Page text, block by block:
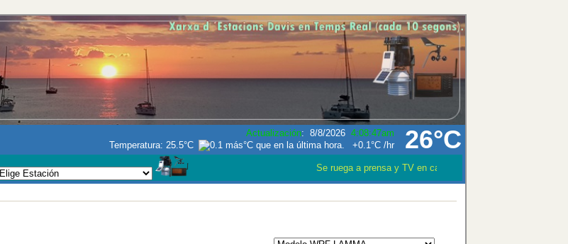
26°C
Actualización: 8/8/2026 4:08:47am
Temperatura: 25.5°C +0.1°C /hr
Se ruega a prensa y TV en caso que utilizen los datos